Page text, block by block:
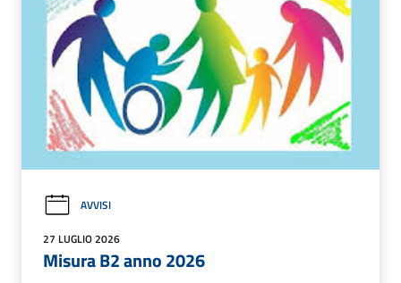
AVVISI
27 LUGLIO 2026
Misura B2 anno 2026